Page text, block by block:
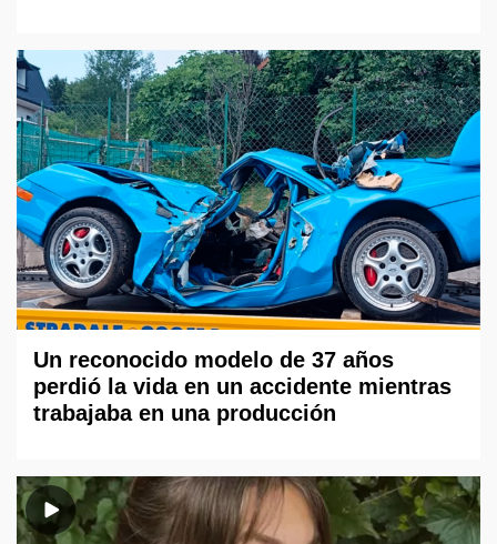
Un reconocido modelo de 37 años
perdió la vida en un accidente mientras
trabajaba en una producción